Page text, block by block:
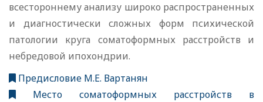
всестороннему анализу широко распространенных
и диагностически сложных форм психической
патологии круга соматоформных расстройств и
небредовой ипохондрии.
Предисловие М.Е. Вартанян
Место соматоформных расстройств в